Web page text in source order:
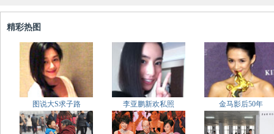
精彩热图
图说大S求子路 李亚鹏新欢私照 金马影后50年